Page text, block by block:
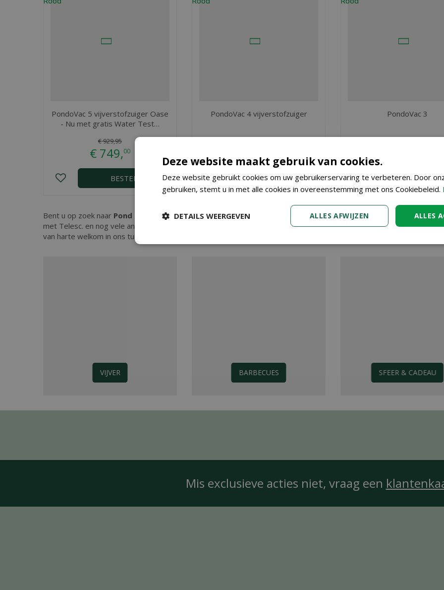
PondoVac 5 vijverstofzuiger Oase
- Nu met gratis Water Test…
€929,95
€ 749,00
BESTEL
PondoVac 4 vijverstofzuiger
455
BESTEL
PondoVac 3
BESTEL
Bent u op zoek naar Pond Net vierkant 46 cm met Telesc.
? Bij Tuincenter Vincent in Dendermonde, nabij Aalst,
met Telesc. en nog vele andere tuinartikelen. Kopen doet u eenvoudig in onze webshop. Wilt u meer informatie
van harte welkom in ons tuincenter waar onze ervaren medewerkers u kunnen adviseren. Graag tot ziens!
VIJVER BARBECUES SFEER & CADEAU
Mis exclusieve acties niet, vraag een
Deze website maakt gebruik van cookies.
Deze website gebruikt cookies om uw gebruikerservaring te verbeteren. Door
gebruiken, stemt u in met alle cookies in overeenstemming met ons Cookiebeleid.
ALLES
ALLES AFWIJZEN
DETAILS WEERGEVEN